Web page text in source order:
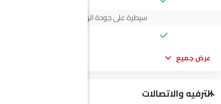
سيطرة على جودة الهواء
عرض جميع
الترفيه والاتصالات